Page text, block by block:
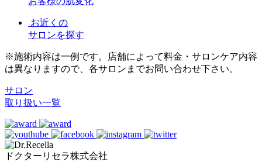
お近くの
サロンを探す
※施術内容は一例です。店舗によって料金・サロンケア内容
は異なりますので、各サロンまでお問い合わせ下さい。
サロン
取り扱い一覧
ドクターリセラ株式会社